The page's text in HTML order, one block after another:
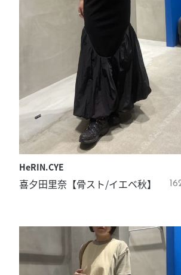
HeRIN.CYE
喜夕田里奈【骨スト/イエベ秋】